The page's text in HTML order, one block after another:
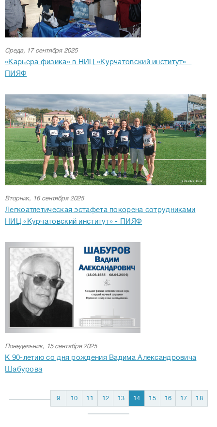
Среда, 17 сентября 2025
«Карьера физика» в НИЦ «Курчатовский институт» -
ПИЯФ
Вторник, 16 сентября 2025
Легкоатлетическая эстафета покорена сотрудниками
НИЦ «Курчатовский институт» - ПИЯФ
Понедельник, 15 сентября 2025
К 90-летию со дня рождения Вадима Александровича
Шабурова
9 10 11 12 13 14 15 16 17 18